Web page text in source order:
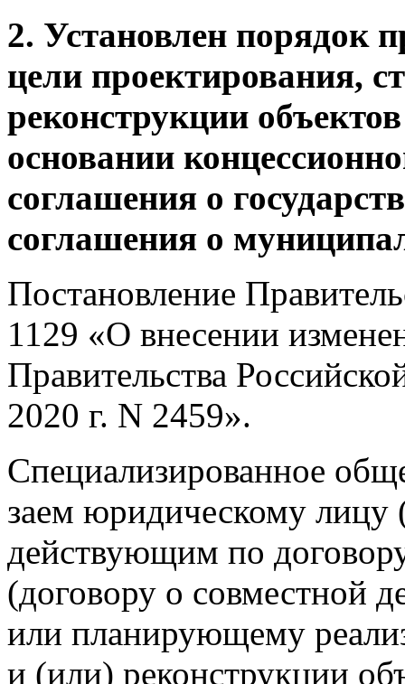
2. Установлен порядок
цели проектирования,
реконструкции
основании
соглашения о
соглашения о
Постановление
1129 «О внесении
Правительства
2020 г. N 2459».
Специализированное
заем юридическому
действующим по
(договору о совместной
или планирующему
и (или) реконструкции